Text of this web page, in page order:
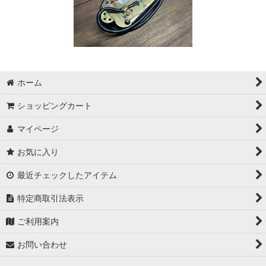
ホーム
ショッピングカート
マイページ
お気に入り
最近チェックしたアイテム
特定商取引法表示
ご利用案内
お問い合わせ